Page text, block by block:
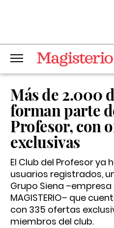
Más de 2.000
forman parte
Profesor, con
exclusivas
El Club del Profesor ya
usuarios registrados,
Grupo Siena
MAGISTERIO– que
con 335 ofertas
miembros del club.